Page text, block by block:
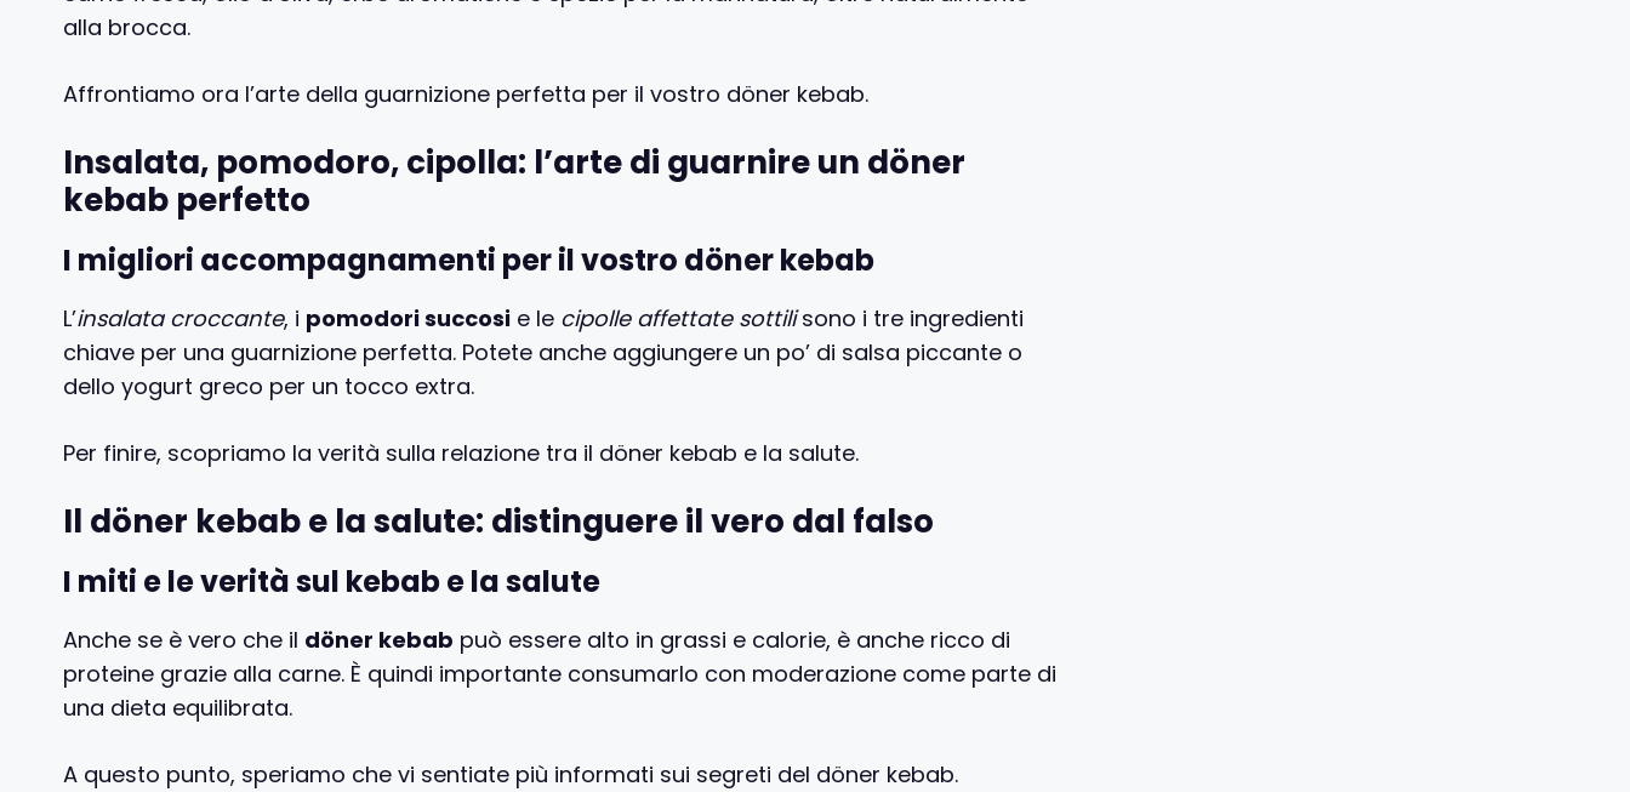
alla brocca.
Affrontiamo ora l’arte della guarnizione perfetta per il vostro döner kebab.
Insalata, pomodoro, cipolla: l’arte di guarnire un döner
kebab perfetto
I migliori accompagnamenti per il vostro döner kebab
L’insalata croccante, i pomodori succosi e le cipolle affettate sottilisono i tre ingredienti
chiave per una guarnizione perfetta. Potete anche aggiungere un po’ di salsa piccante o
dello yogurt greco per un tocco extra.
Per finire, scopriamo la verità sulla relazione tra il döner kebab e la salute.
Il döner kebab e la salute: distinguere il vero dal falso
I miti e le verità sul kebab e la salute
Anche se è vero che il döner kebab può essere alto in grassi e calorie, è anche ricco di
proteine grazie alla carne. È quindi importante consumarlo con moderazione come parte di
una dieta equilibrata.
A questo punto, speriamo che vi sentiate più informati sui segreti del döner kebab.